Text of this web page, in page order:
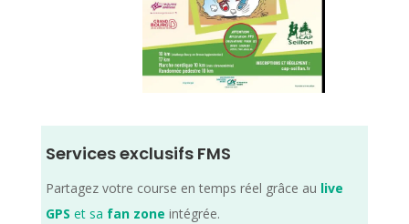
Services exclusifs FMS
Partagez votre course en temps réel grâce au live
GPS et sa fan zone intégrée.